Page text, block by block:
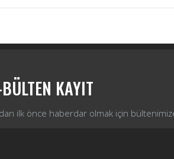
KAYIT
ilk önce haberdar olmak için